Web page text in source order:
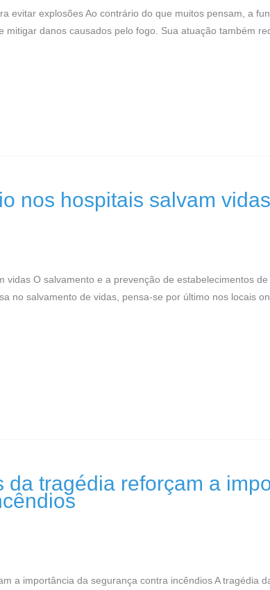
evitar explosões Ao contrário do que muitos pensam, a
danos causados pelo fogo. Sua atuação também
nos hospitais salvam vidas
vidas O salvamento e a prevenção de estabelecimentos
no salvamento de vidas, pensa-se por último nos locais
da tragédia reforçam a
a importância da segurança contra incêndios A tragédia